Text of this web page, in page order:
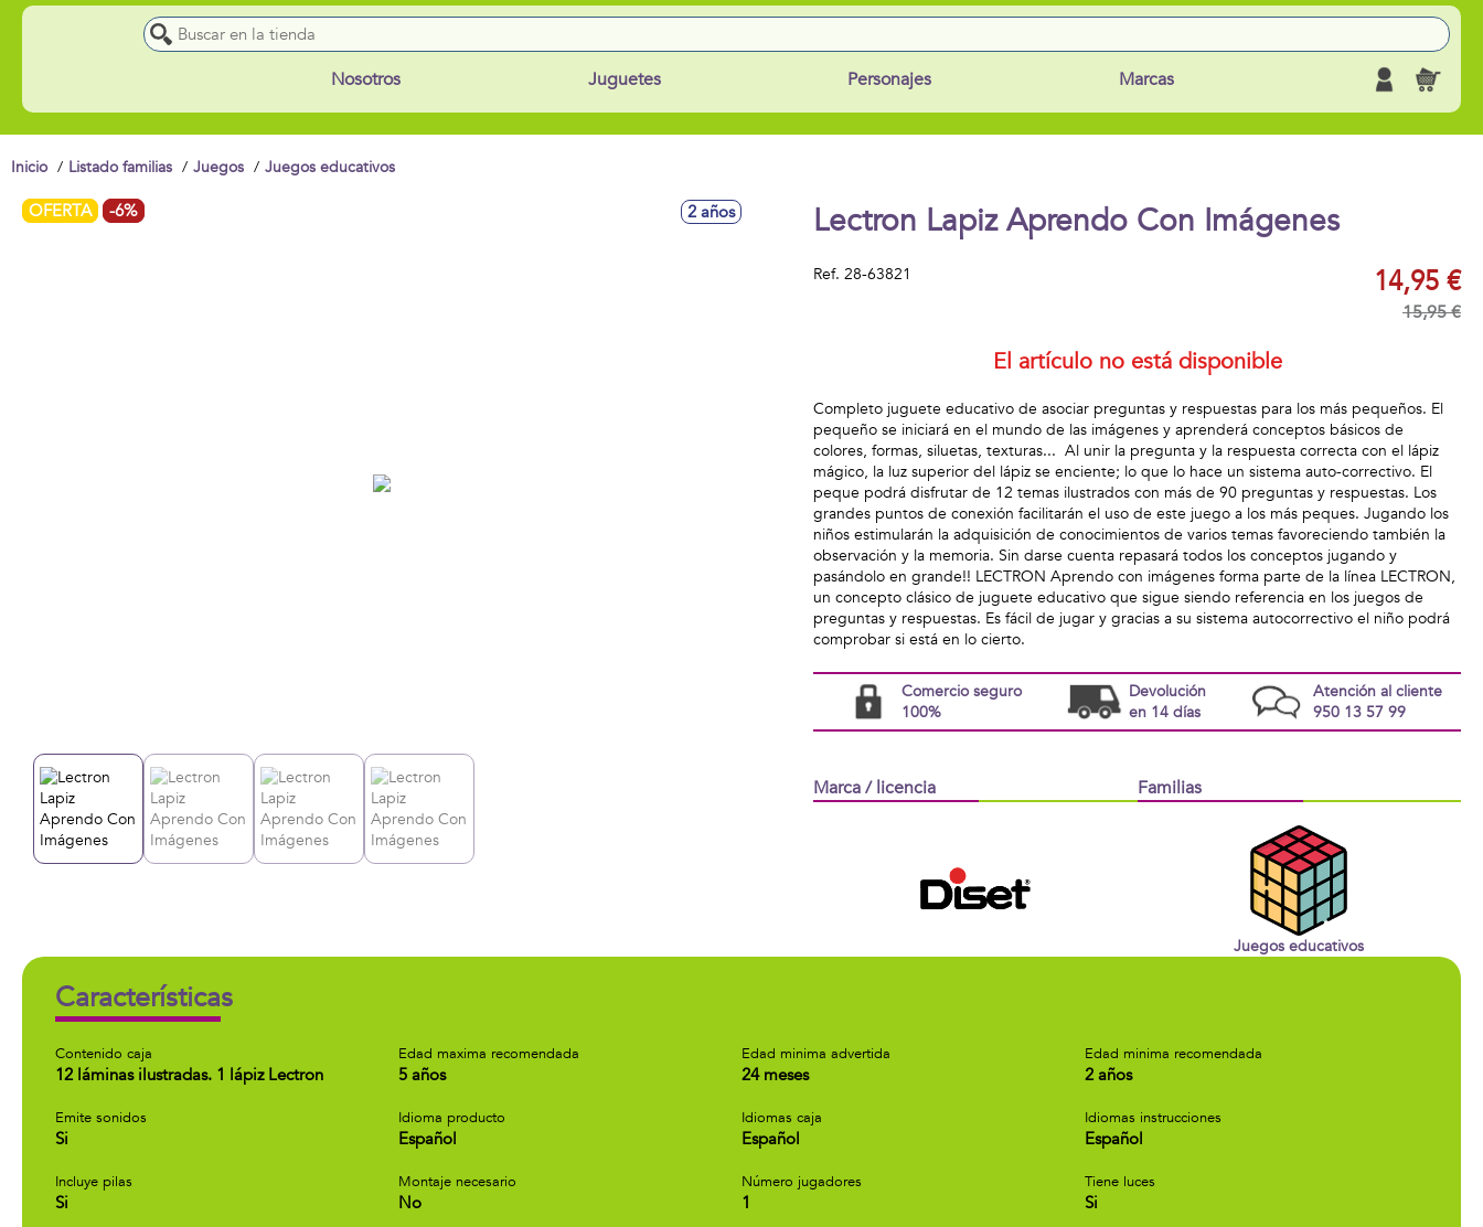
Nosotros Juguetes Personajes Marcas
Inicio Listado familias Juegos Juegos educativos
OFERTA -6% 2 años Lectron Lapiz Aprendo Con Imágenes
Ref. 28-63821 14,95 €
15,95 €
El artículo no está disponible
Completo juguete educativo de asociar preguntas y respuestas para los más pequeños. El
pequeño se iniciará en el mundo de las imágenes y aprenderá conceptos básicos de
colores, formas, siluetas, texturas... Al unir la pregunta y la respuesta correcta con el lápiz
mágico, la luz superior del lápiz se enciente; lo que lo hace un sistema auto-correctivo. El
peque podrá disfrutar de 12 temas ilustrados con más de 90 preguntas y respuestas. Los
grandes puntos de conexión facilitarán el uso de este juego a los más peques. Jugando los
niños estimularán la adquisición de conocimientos de varios temas favoreciendo también la
observación y la memoria. Sin darse cuenta repasará todos los conceptos jugando y
pasándolo en grande!! LECTRON Aprendo con imágenes forma parte de la línea LECTRON,
un concepto clásico de juguete educativo que sigue siendo referencia en los juegos de
preguntas y respuestas. Es fácil de jugar y gracias a su sistema autocorrectivo el niño podrá
comprobar si está en lo cierto.
Comercio seguro
100%
Devolución
en 14 días
Atención al cliente
950 13 57 99
Marca / licencia Familias
Juegos educativos
Características
Contenido caja
12 láminas ilustradas. 1 lápiz Lectron
Edad maxima recomendada
5 años
Edad minima advertida
24 meses
Edad minima recomendada
2 años
Emite sonidos
Si
Idioma producto
Español
Idiomas caja
Español
Idiomas instrucciones
Español
Incluye pilas
Si
Montaje necesario
No
Número jugadores
1
Tiene luces
Si